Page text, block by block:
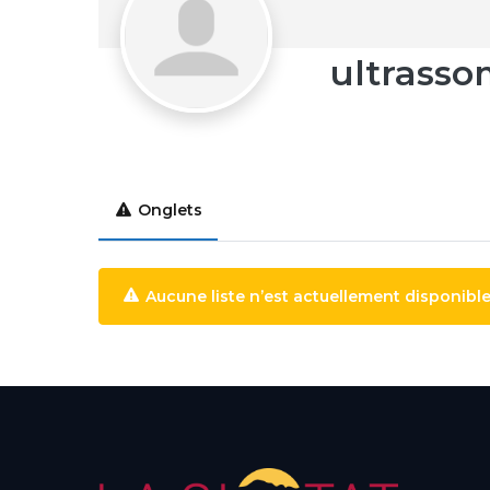
Onglets
Aucune liste n’est actuellement